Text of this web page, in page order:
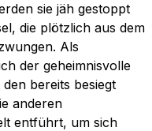
sie jäh gestoppt
die plötzlich aus dem
Als
der geheimnisvolle
bereits besiegt
anderen
entführt, um sich